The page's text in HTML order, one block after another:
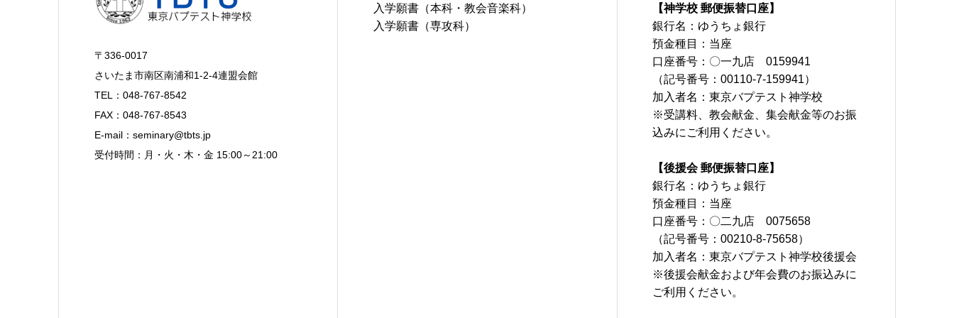
〒336-0017
さいたま市南区南浦和1-2-4連盟会館
TEL：048-767-8542
FAX：048-767-8543
E-mail：seminary@tbts.jp
受付時間：月・火・木・金 15:00～21:00
入学願書（本科・教会音楽科）
入学願書（専攻科）
【神学校 郵便振替口座】
銀行名：ゆうちょ銀行
預金種目：当座
口座番号：〇一九店 0159941
（記号番号：00110-7-159941）
加入者名：東京バプテスト神学校
※受講料、教会献金、集会献金等のお振
込みにご利用ください。
【後援会 郵便振替口座】
銀行名：ゆうちょ銀行
預金種目：当座
口座番号：〇二九店 0075658
（記号番号：00210-8-75658）
加入者名：東京バプテスト神学校後援会
※後援会献金および年会費のお振込みに
ご利用ください。